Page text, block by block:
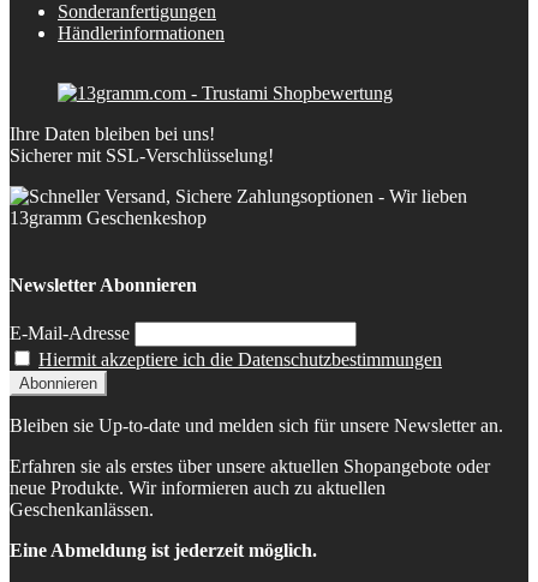
Sonderanfertigungen
Händlerinformationen
Ihre Daten bleiben bei uns!
Sicherer mit SSL-Verschlüsselung!
Newsletter Abonnieren
E-Mail-Adresse
Hiermit akzeptiere ich die Datenschutzbestimmungen
Bleiben sie Up-to-date und melden sich für unsere Newsletter an.
Erfahren sie als erstes über unsere aktuellen Shopangebote oder
neue Produkte. Wir informieren auch zu aktuellen
Geschenkanlässen.
Eine Abmeldung ist jederzeit möglich.